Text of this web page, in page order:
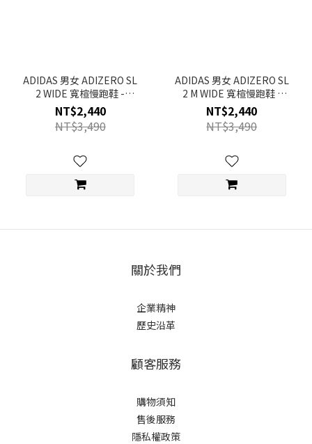
ADIDAS 男女 ADIZERO SL
2 WIDE 寬楦慢跑鞋 -
JI2987
NT$2,440
NT$3,490
ADIDAS 男女 ADIZERO SL
2 M WIDE 寬楦慢跑鞋 -
JI2986
NT$2,440
NT$3,490
關於我們
企業精神
歷史沿革
顧客服務
購物須知
售後服務
隱私權政策